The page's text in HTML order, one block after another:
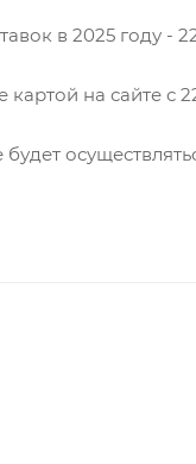
в 2025 году -
на сайте с